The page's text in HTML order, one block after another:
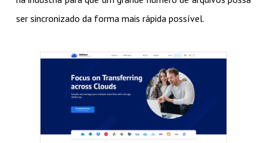
ser sincronizado da forma mais rápida possível.